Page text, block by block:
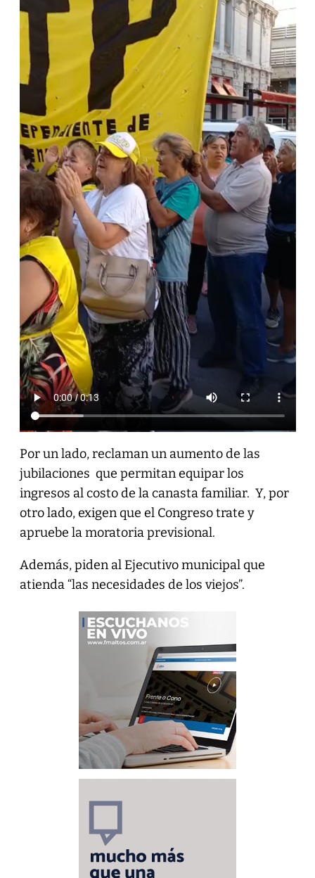
Por un lado, reclaman un aumento de las
jubilaciones que permitan equipar los
ingresos al costo de la canasta familiar. Y, por
otro lado, exigen que el Congreso trate y
apruebe la moratoria previsional.
Además, piden al Ejecutivo municipal que
atienda “las necesidades de los viejos”.